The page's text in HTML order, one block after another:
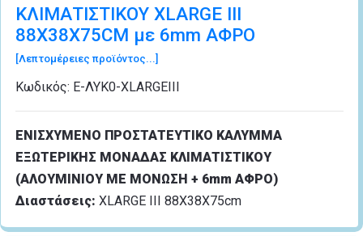
ΚΛΙΜΑΤΙΣΤΙΚΟΥ XLARGE III
88Χ38Χ75CM με 6mm ΑΦΡΟ
[Λεπτομέρειες προϊόντος...]
Κωδικός: Ε-ΛΥΚ0-XLARGEIII
ΕΝΙΣΧΥΜΕΝΟ ΠΡΟΣΤΑΤΕΥΤΙΚΟ ΚΑΛΥΜΜΑ
ΕΞΩΤΕΡΙΚΗΣ ΜΟΝΑΔΑΣ ΚΛΙΜΑΤΙΣΤΙΚΟΥ
(ΑΛΟΥΜΙΝΙΟΥ ΜΕ ΜΟΝΩΣΗ + 6mm ΑΦΡΟ)
Διαστάσεις: XLARGE ΙΙΙ 88Χ38Χ75cm